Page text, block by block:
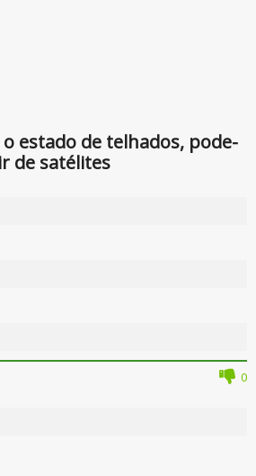
estado de telhados, pode-
de satélites
0